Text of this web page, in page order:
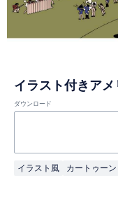
イラスト付きア
ダウンロード
イラスト風 カートゥーン